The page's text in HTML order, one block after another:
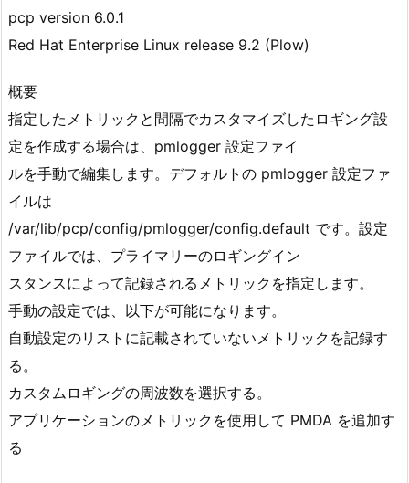
pcp version 6.0.1
Red Hat Enterprise Linux release 9.2 (Plow)
概要
指定したメトリックと間隔でカスタマイズしたロギング設
定を作成する場合は、pmlogger 設定ファイ
ルを手動で編集します。デフォルトの pmlogger 設定ファ
イルは
/var/lib/pcp/config/pmlogger/config.default です。設定
ファイルでは、プライマリーのロギングイン
スタンスによって記録されるメトリックを指定します。
手動の設定では、以下が可能になります。
自動設定のリストに記載されていないメトリックを記録す
る。
カスタムロギングの周波数を選択する。
アプリケーションのメトリックを使用して PMDA を追加す
る